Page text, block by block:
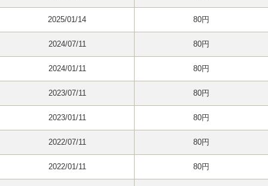
2025/01/14 80円
2024/07/11 80円
2024/01/11 80円
2023/07/11 80円
2023/01/11 80円
2022/07/11 80円
2022/01/11 80円